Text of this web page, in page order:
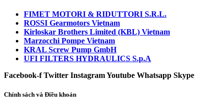
FIMET MOTORI & RIDUTTORI S.R.L.
ROSSI Gearmotors Vietnam
Kirloskar Brothers Limited (KBL) Vietnam
Marzocchi Pompe Vietnam
KRAL Screw Pump GmbH
UFI FILTERS HYDRAULICS S.p.A
Facebook-f Twitter InstagramYoutube Whatsapp Skype
Chính sách và Điều khoản